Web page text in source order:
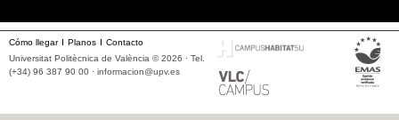
Cómo llegar Planos
Contacto
Universitat Politècnica de València © 2026 · Tel.
(+34) 96 387 90 00 · informacion@upv.es